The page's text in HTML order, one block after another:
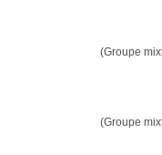
(Groupe
(Groupe